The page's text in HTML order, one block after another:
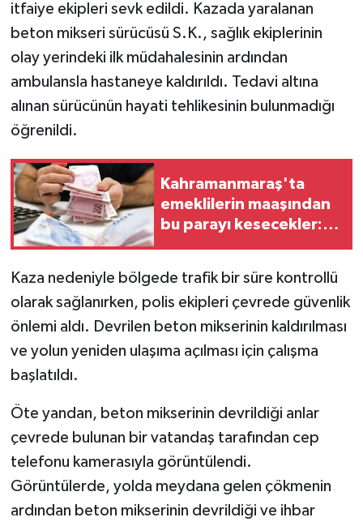
itfaiye ekipleri sevk edildi. Kazada yaralanan
beton mikseri sürücüsü S.K., sağlık ekiplerinin
olay yerindeki ilk müdahalesinin ardından
ambulansla hastaneye kaldırıldı. Tedavi altına
alınan sürücünün hayati tehlikesinin bulunmadığı
öğrenildi.
Kahramanmaraş'ta
emeklilerin maaşından
bu parayı kesecekler:
Kaza nedeniyle bölgede trafik bir süre kontrollü
olarak sağlanırken, polis ekipleri çevrede güvenlik
önlemi aldı. Devrilen beton mikserinin kaldırılması
ve yolun yeniden ulaşıma açılması için çalışma
başlatıldı.
Öte yandan, beton mikserinin devrildiği anlar
çevrede bulunan bir vatandaş tarafından cep
telefonu kamerasıyla görüntülendi.
Görüntülerde, yolda meydana gelen çökmenin
ardından beton mikserinin devrildiği ve ihbar